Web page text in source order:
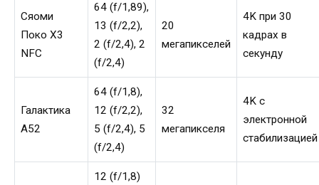
Сяоми
Поко X3
NFC
64 (f/1,89),
13 (f/2,2),
2 (f/2,4), 2
(f/2,4)
20
мегапикселей
4K при 30
кадрах в
секунду
Галактика
А52
64 (f/1,8),
12 (f/2,2),
5 (f/2,4), 5
(f/2,4)
32
мегапикселя
4K с
электронной
стабилизацией
12 (f/1,8)